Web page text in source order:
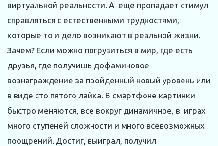
виртуальной реальности. А еще пропадает стимул
справляться с естественными трудностями,
которые то и дело возникают в реальной жизни.
Зачем? Если можно погрузиться в мир, где есть
друзья, где получишь дофаминовое
вознаграждение за пройденный новый уровень или
в виде сто пятого лайка. В смартфоне картинки
быстро меняются, все вокруг динамичное, в играх
много ступеней сложности и много всевозможных
поощрений. Достиг, выиграл, получил